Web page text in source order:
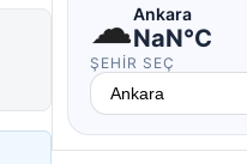
☁Ankara
NaN°C
ŞEHIR SEÇ